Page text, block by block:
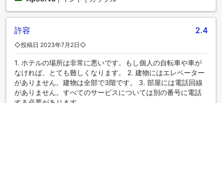
許容 2.4
◇投稿日 2023年7月2日◇
1. ホテルの場所は非常に悪いです。もし個人の自転車や車が
なければ、とても難しくなります。 2. 建物にはエレベーター
がありません。建物は全部で3階です。 3. 部屋には電話回線
がありません。すべてのサービスについては別の番号に電話
する必要があります。